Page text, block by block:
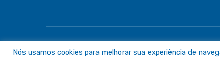
Nós usamos cookies para melhorar sua experiência de